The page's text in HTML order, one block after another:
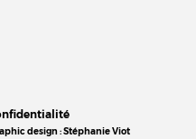
design : Stéphanie Viot